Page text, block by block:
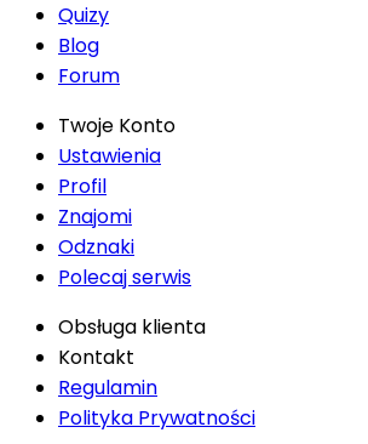
Quizy
Blog
Forum
Twoje Konto
Ustawienia
Profil
Znajomi
Odznaki
Polecaj serwis
Obsługa klienta
Kontakt
Regulamin
Polityka Prywatności